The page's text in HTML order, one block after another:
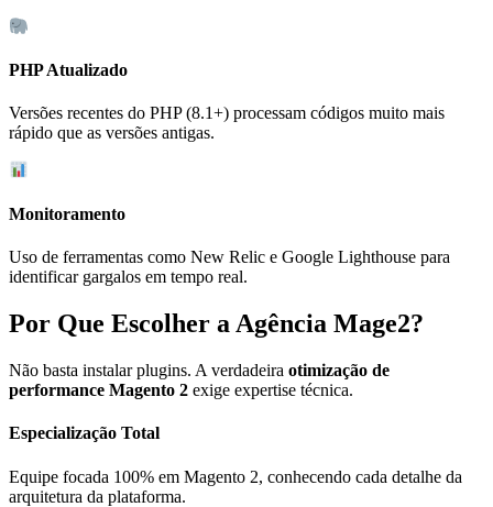
PHP Atualizado
Versões recentes do PHP (8.1+) processam códigos muito mais
rápido que as versões antigas.
Monitoramento
Uso de ferramentas como New Relic e Google Lighthouse para
identificar gargalos em tempo real.
Por Que Escolher a Agência Mage2?
Não basta instalar plugins. A verdadeira otimização de
performance Magento 2 exige expertise técnica.
Especialização Total
Equipe focada 100% em Magento 2, conhecendo cada detalhe da
arquitetura da plataforma.